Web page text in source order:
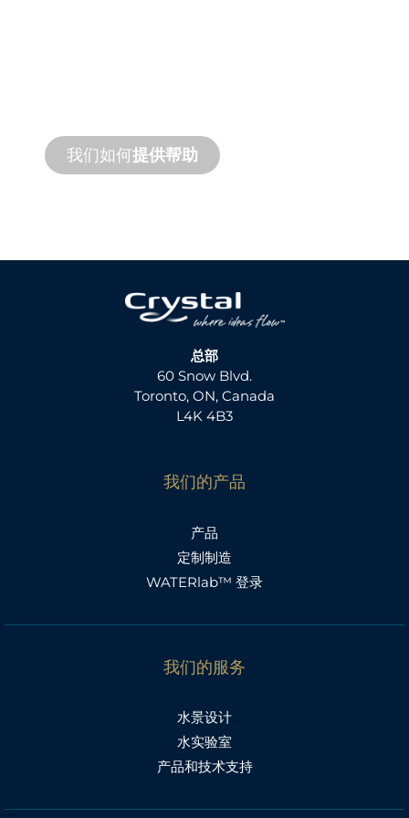
我们如何提供帮助
总部
60 Snow Blvd.
Toronto, ON, Canada
L4K 4B3
我们的产品
产品
定制制造
WATERlab™ 登录
我们的服务
水景设计
水实验室
产品和技术支持